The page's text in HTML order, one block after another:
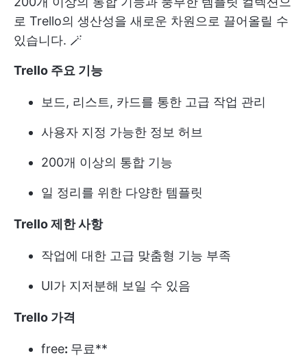
로 Trello의 생산성을 새로운 차원으로 끌어올릴 수
있습니다. 🪄
Trello 주요 기능
보드, 리스트, 카드를 통한 고급 작업 관리
사용자 지정 가능한 정보 허브
200개 이상의 통합 기능
일 정리를 위한 다양한 템플릿
Trello 제한 사항
작업에 대한 고급 맞춤형 기능 부족
UI가 지저분해 보일 수 있음
Trello 가격
free: 무료**